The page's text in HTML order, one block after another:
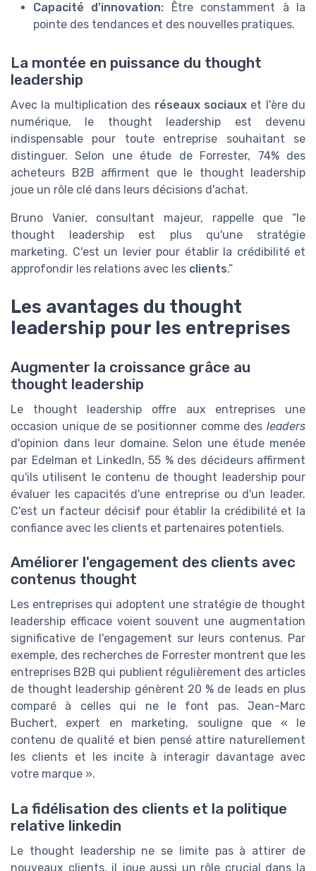
Capacité d'innovation: Être constamment à la
pointe des tendances et des nouvelles pratiques.
La montée en puissance du thought
leadership
Avec la multiplication des réseaux sociauxet l'ère du
numérique, le thought leadership est devenu
indispensable pour toute entreprise souhaitant se
distinguer. Selon une étude de Forrester, 74% des
acheteurs B2B affirment que le thought leadership
joue un rôle clé dans leurs décisions d'achat.
Bruno Vanier, consultant majeur, rappelle que “le
thought leadership est plus qu'une stratégie
marketing. C'est un levier pour établir la crédibilité et
approfondir les relations avec les clients.”
Les avantages du thought
leadership pour les entreprises
Augmenter la croissance grâce au
thought leadership
Le thought leadership offre aux entreprises une
occasion unique de se positionner comme des leaders
d'opinion dans leur domaine. Selon une étude menée
par Edelman et LinkedIn, 55 % des décideurs affirment
qu'ils utilisent le contenu de thought leadership pour
évaluer les capacités d'une entreprise ou d'un leader.
C'est un facteur décisif pour établir la crédibilité et la
confiance avec les clients et partenaires potentiels.
Améliorer l'engagement des clients avec
contenus thought
Les entreprises qui adoptent une stratégie de thought
leadership efficace voient souvent une augmentation
significative de l'engagement sur leurs contenus. Par
exemple, des recherches de Forrester montrent que les
entreprises B2B qui publient régulièrement des articles
de thought leadership génèrent 20 % de leads en plus
comparé à celles qui ne le font pas. Jean-Marc
Buchert, expert en marketing, souligne que « le
contenu de qualité et bien pensé attire naturellement
les clients et les incite à interagir davantage avec
votre marque ».
La fidélisation des clients et la politique
relative linkedin
Le thought leadership ne se limite pas à attirer de
nouveaux clients, il joue aussi un rôle crucial dans la